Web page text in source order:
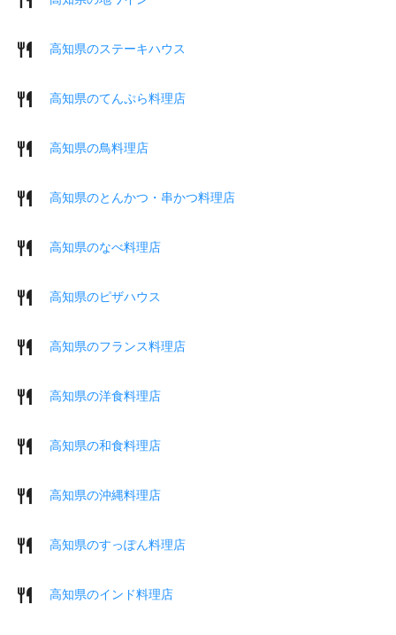
高知県のステーキハウス
高知県のてんぷら料理店
高知県の鳥料理店
高知県のとんかつ・串かつ料理店
高知県のなべ料理店
高知県のピザハウス
高知県のフランス料理店
高知県の洋食料理店
高知県の和食料理店
高知県の沖縄料理店
高知県のすっぽん料理店
高知県のインド料理店